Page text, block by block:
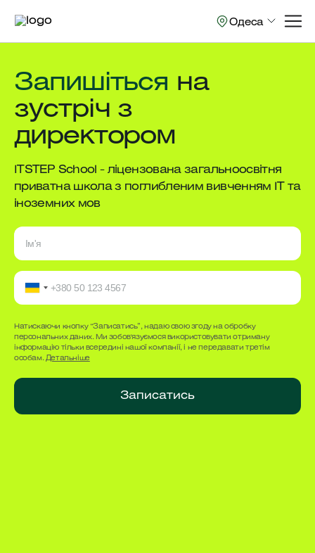
Одеса
Запишіться на
зустріч з
директором
ITSTEP School - ліцензована загальноосвітня
приватна школа з поглибленим вивченням ІТ та
іноземних мов
Натискаючи кнопку “Записатись”, надаю свою згоду на обробку
персональних даних. Ми зобов'язуємося використовувати отриману
інформацію тільки всередині нашої компанії, і не передавати третім
особам. Детальніше
Записатись